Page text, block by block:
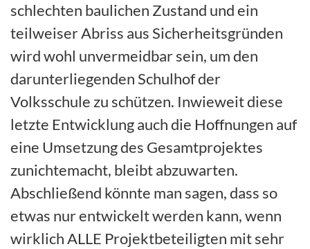
schlechten baulichen Zustand und ein
teilweiser Abriss aus Sicherheitsgründen
wird wohl unvermeidbar sein, um den
darunterliegenden Schulhof der
Volksschule zu schützen. Inwieweit diese
letzte Entwicklung auch die Hoffnungen auf
eine Umsetzung des Gesamtprojektes
zunichtemacht, bleibt abzuwarten.
Abschließend könnte man sagen, dass so
etwas nur entwickelt werden kann, wenn
wirklich ALLE Projektbeteiligten mit sehr